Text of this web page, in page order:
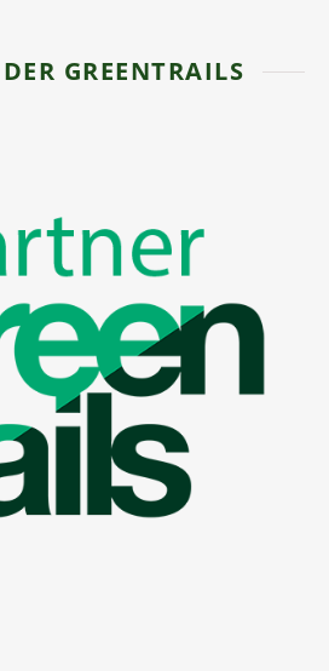
GREENTRAILS